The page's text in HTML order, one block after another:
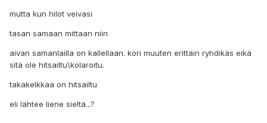
mutta kun hilot veivasi
tasan samaan mittaan niin
aivan samanlailla on kallellaan. kori muuten erittäin ryhdikäs eikä
sitä ole hitsailtu\kolaroitu.
takakelkkaa on hitsailtu
eli lähtee liene sieltä...?